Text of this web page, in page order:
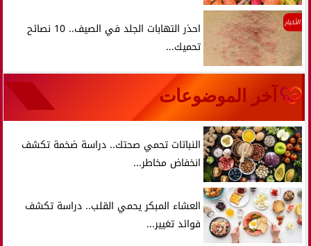
الأخبار
احذر التهابات الجلد في الصيف.. 10 نصائح
تحميك...
آخر الموضوعات
النباتات تحمي صحتك.. دراسة ضخمة تكشف
انخفاض مخاطر...
العشاء المبكر يحمي القلب.. دراسة تكشف
فوائد تغيير...